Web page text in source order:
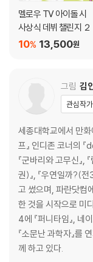
멜로우 TV 아이돌 시
사상식 데뷔 챌린지 ２
13,500원
10%
그림 김
관심작
세종대학교에서 만
프』 인디존 코너의
『군바리와 고무신』,
권)』, 『우연일까?(전
고 썼으며, 파란닷컴
한 것을 시작으로 미
4에 『퍼니타임』, 네
『소문난 과학자』를
께 하고 있다.